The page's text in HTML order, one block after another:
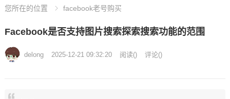
您所在的位置 facebook老号购买
Facebook是否支持图片搜索探索搜索功能的范围
delong 2025-12-21 09:32:20 阅读() 评论()